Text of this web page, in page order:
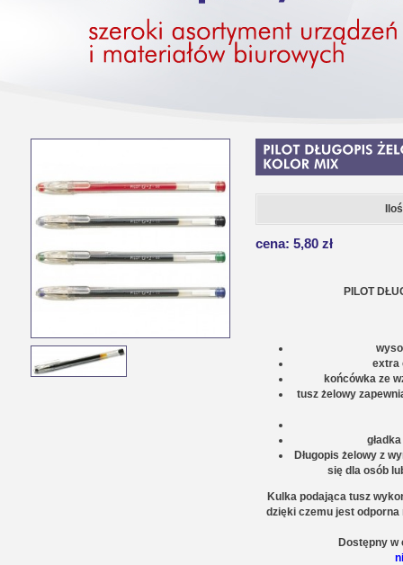
cena: 5,80 zł
PILOT
extra
końcówka ze
tusz żelowy
Długopis żelowy z
się dla osób
Kulka podająca tusz
dzięki czemu jest odporna
Dostępny w